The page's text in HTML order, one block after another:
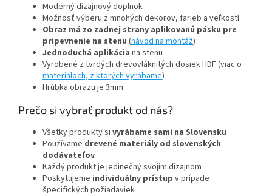
Moderný dizajnový doplnok
Možnosť výberu z mnohých dekorov, farieb a veľkostí
Obraz má zo zadnej strany aplikovanú pásku pre
pripevnenie na stenu (návod na montáž)
Jednoduchá aplikácia na stenu
Vyrobené z tvrdých drevovláknitých dosiek HDF (viac o
materiáloch, z ktorých vyrábame)
Hrúbka obrazu je 3mm
Prečo si vybrať produkt od nás?
Všetky produkty si vyrábame sami na Slovensku
Používame drevené materiály od slovenských
dodávateľov
Každý produkt je jedinečný svojim dizajnom
Poskytujeme individuálny prístup v prípade
špecifických požiadaviek